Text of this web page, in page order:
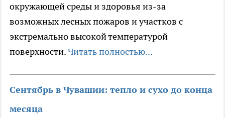
окружающей среды и здоровья из-за
возможных лесных пожаров и участков с
экстремально высокой температурой
поверхности.Читать полностью...
Сентябрь в Чувашии: тепло и сухо до конца
месяца